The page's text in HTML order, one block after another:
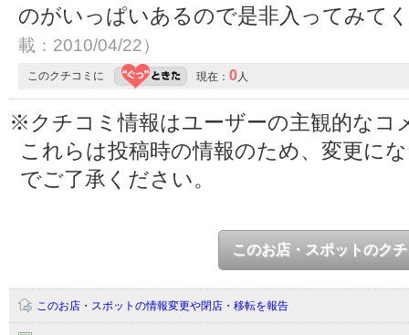
のがいっぱいあるので是非入ってみて
載：2010/04/22）
このクチコミに 現在： 0人
※クチコミ情報はユーザーの主観的なコ
これらは投稿時の情報のため、変更に
でご了承ください。
このお店・スポットのク
このお店・スポットの情報変更や閉店・移転を報告